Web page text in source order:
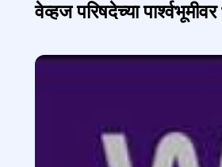
वेव्हज परिषदेच्या